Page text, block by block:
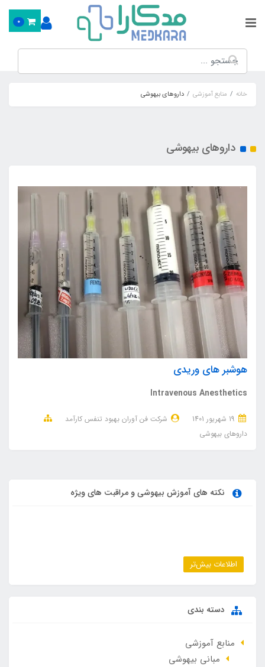
0
خانه منابع آموزشی داروهای بیهوشی
داروهای بیهوشی
هوشبر های وریدی
Intravenous Anesthetics
شرکت فن آوران بهبود تنفس کارآمد
داروهای بیهوشی
نکته های آموزش بیهوشی و مراقبت های ویژه
اطلاعات بیش‌تر
دسته بندی
منابع آموزشی
مبانی بیهوشی